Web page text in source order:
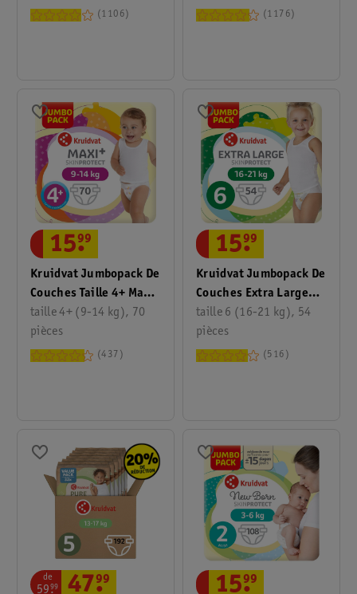
1106 1176
Kruidvat Jumbopack De
Couches Taille 4+ Maxi
Plus
taille 4+ (9-14 kg), 70
pièces
15.
99
437
Kruidvat Jumbopack De
Couches Extra Large
Taille 6
taille 6 (16-21 kg), 54
pièces
15.
99
516
de
59.
99 47.
99 15.
99